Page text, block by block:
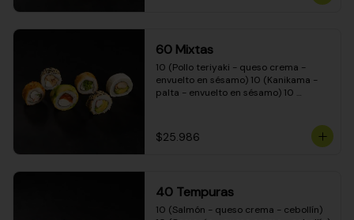
(Pimentón - queso crema - cebollín -
envuelto en masa tempura)
60 Mixtas
10 (Pollo teriyaki - queso crema -
envuelto en sésamo) 10 (Kanikama -
palta - envuelto en sésamo) 10
envuelto en queso crema) 10
(Camarón - queso crema - cebollín -
$25.986
40 Tempuras
10 (Salmón - queso crema - cebollín)